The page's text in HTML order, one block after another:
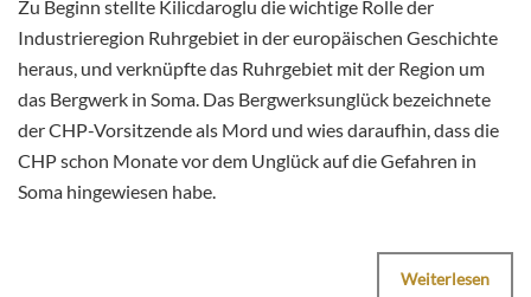
Zu Beginn stellte Kilicdaroglu die wichtige Rolle der
Industrieregion Ruhrgebiet in der europäischen Geschichte
heraus, und verknüpfte das Ruhrgebiet mit der Region um
das Bergwerk in Soma. Das Bergwerksunglück bezeichnete
der CHP-Vorsitzende als Mord und wies daraufhin, dass die
CHP schon Monate vor dem Unglück auf die Gefahren in
Soma hingewiesen habe.
Weiterlesen